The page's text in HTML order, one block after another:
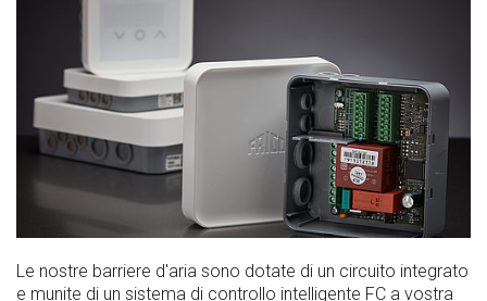
Le nostre barriere d'aria sono dotate di un circuito integrato
e munite di un sistema di controllo intelligente FC a vostra